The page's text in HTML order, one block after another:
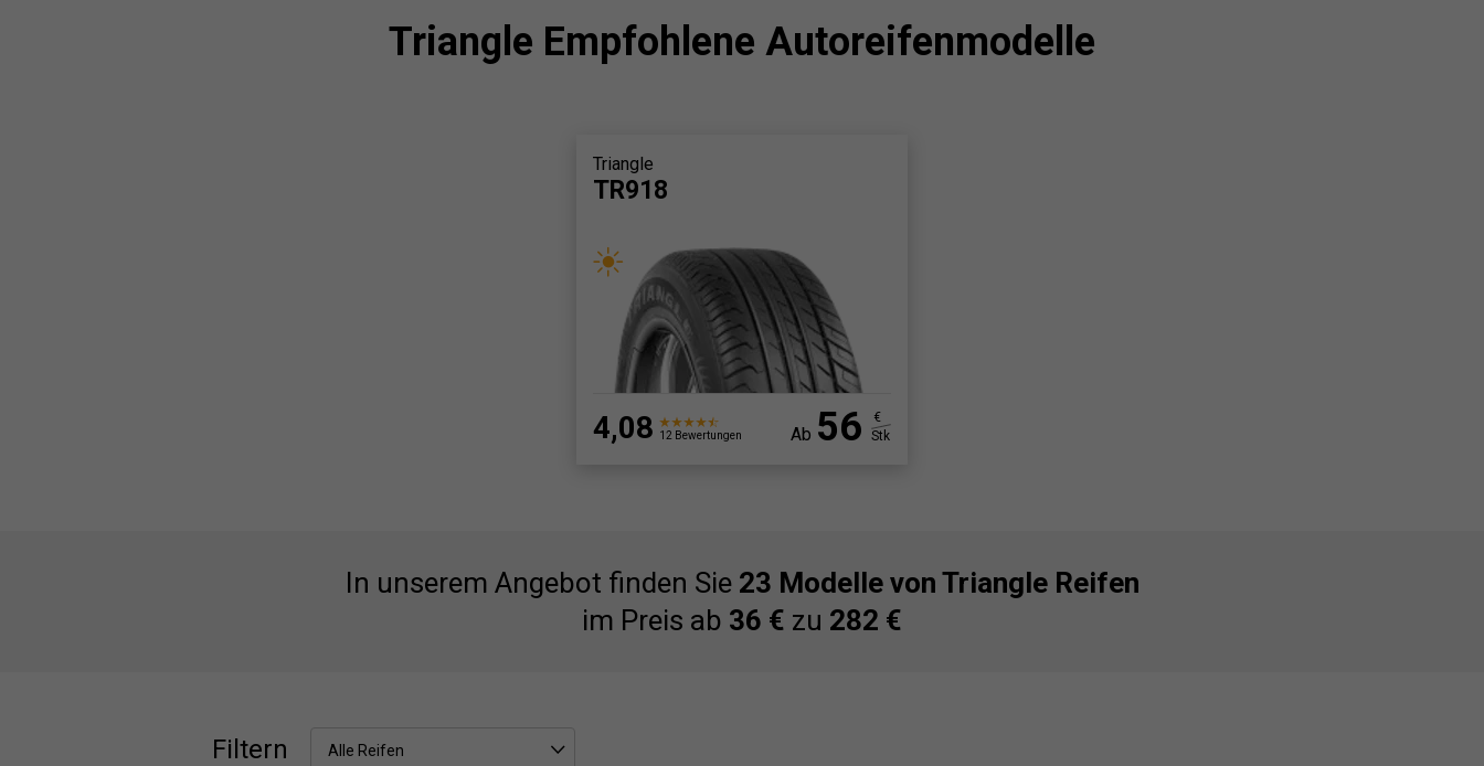
Triangle Empfohlene Autoreifenmodelle
Triangle
TR918
4,08 12 Bewertungen Ab 56
€
Stk
In unserem Angebot finden Sie 23 Modelle von Triangle Reifen
im Preis ab 36 € zu 282 €
Filtern Alle Reifen